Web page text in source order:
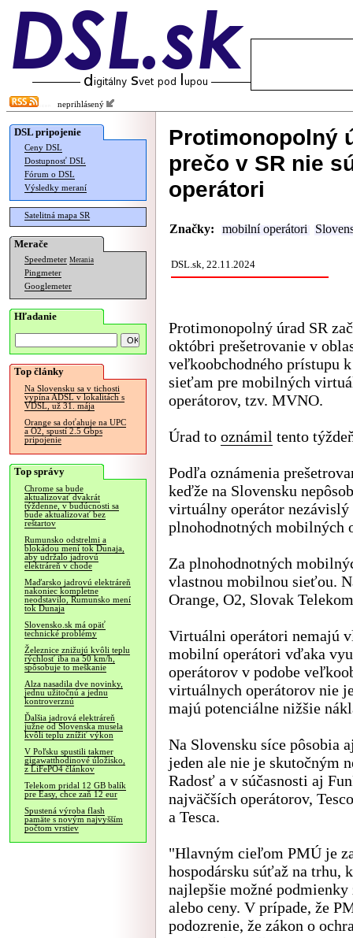
neprihlásený
DSL pripojenie
Ceny DSL
Dostupnosť DSL
Fórum o DSL
Výsledky meraní
Satelitná mapa SR
Merače
Speedmeter Merania
Pingmeter
Googlemeter
Hľadanie
Top články
Na Slovensku sa v tichosti
vypína ADSL v lokalitách s
VDSL, už 31. mája
Orange sa doťahuje na UPC
a O2, spustí 2.5 Gbps
pripojenie
Top správy
Chrome sa bude
aktualizovať dvakrát
týždenne, v budúcnosti sa
bude aktualizovať bez
reštartov
Rumunsko odstrelmi a
blokádou mení tok Dunaja,
aby udržalo jadrovú
elektráreň v chode
Maďarsko jadrovú elektráreň
nakoniec kompletne
neodstavilo, Rumunsko mení
tok Dunaja
Slovensko.sk má opäť
technické problémy
Železnice znižujú kvôli teplu
rýchlosť iba na 50 km/h,
spôsobuje to meškanie
Alza nasadila dve novinky,
jednu užitočnú a jednu
kontroverznú
Ďalšia jadrová elektráreň
južne od Slovenska musela
kvôli teplu znížiť výkon
V Poľsku spustili takmer
gigawatthodinové úložisko,
z LiFePO4 článkov
Telekom pridal 12 GB balík
pre Easy, chce zaň 12 eur
Spustená výroba flash
pamäte s novým najvyšším
počtom vrstiev
Protimonopolný
prečo v SR nie
operátori
Značky: mobilní operátori
DSL.sk, 22.11.2024
Protimonopolný úrad SR
októbri prešetrovanie v
veľkoobchodného prístupu
sieťam pre mobilných
operátorov, tzv. MVNO.
Úrad to oznámil tento
Podľa oznámenia
keďže na Slovensku
virtuálny operátor nezávislý
plnohodnotných mobilných
Za plnohodnotných
vlastnou mobilnou sieťou.
Orange, O2, Slovak
Virtuálni operátori nemajú
mobilní operátori vďaka
operátorov v podobe
virtuálnych operátorov nie
majú potenciálne nižšie
Na Slovensku síce pôsobia
jeden ale nie je skutočným
Radosť a v súčasnosti aj
najväčších operátorov,
a Tesca.
"Hlavným cieľom PMÚ je
hospodársku súťaž na trhu,
najlepšie možné
alebo ceny. V prípade, že
podozrenie, že zákon o